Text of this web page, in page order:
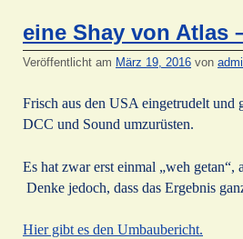
eine Shay von Atlas
Veröffentlicht am März 19, 2016 von
Frisch aus den USA eingetrudelt und
DCC und Sound umzurüsten.
Es hat zwar erst einmal „weh getan“,
Denke jedoch, dass das Ergebnis
Hier gibt es den Umbaubericht.